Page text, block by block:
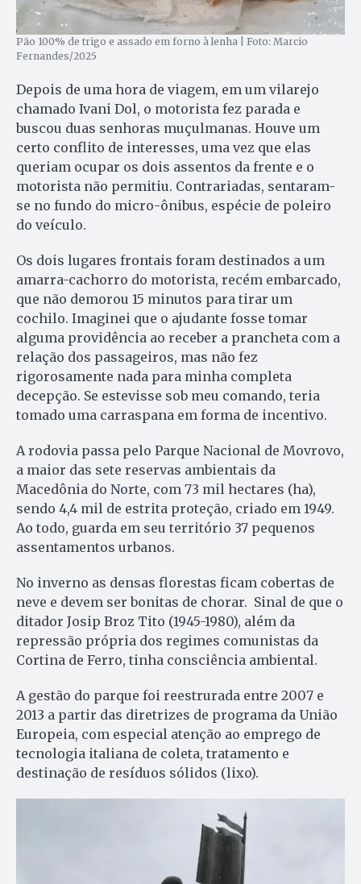
Pão 100% de trigo e assado em forno à lenha | Foto: Marcio
Fernandes/2025
Depois de uma hora de viagem, em um vilarejo
chamado Ivani Dol, o motorista fez parada e
buscou duas senhoras muçulmanas. Houve um
certo conflito de interesses, uma vez que elas
queriam ocupar os dois assentos da frente e o
motorista não permitiu. Contrariadas, sentaram-
se no fundo do micro-ônibus, espécie de poleiro
do veículo.
Os dois lugares frontais foram destinados a um
amarra-cachorro do motorista, recém embarcado,
que não demorou 15 minutos para tirar um
cochilo. Imaginei que o ajudante fosse tomar
alguma providência ao receber a prancheta com a
relação dos passageiros, mas não fez
rigorosamente nada para minha completa
decepção. Se estevisse sob meu comando, teria
tomado uma carraspana em forma de incentivo.
A rodovia passa pelo Parque Nacional de Movrovo,
a maior das sete reservas ambientais da
Macedônia do Norte, com 73 mil hectares (ha),
sendo 4,4 mil de estrita proteção, criado em 1949.
Ao todo, guarda em seu território 37 pequenos
assentamentos urbanos.
No inverno as densas florestas ficam cobertas de
neve e devem ser bonitas de chorar. Sinal de que o
ditador Josip Broz Tito (1945-1980), além da
repressão própria dos regimes comunistas da
Cortina de Ferro, tinha consciência ambiental.
A gestão do parque foi reestrurada entre 2007 e
2013 a partir das diretrizes de programa da União
Europeia, com especial atenção ao emprego de
tecnologia italiana de coleta, tratamento e
destinação de resíduos sólidos (lixo).